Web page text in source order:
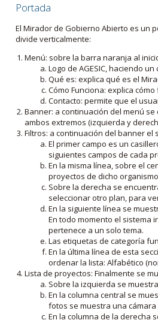
Portada
El Mirador de Gobierno Abierto es un
divide verticalmente:
Menú: sobre la barra naranja al
Logo de AGESIC, haciendo
Qué es: explica qué es el
Cómo Funciona: explica
Contacto: permite que el
Banner: a continuación del menú
ambos extremos (izquierda y
Filtros: a continuación del banner
El primer campo es un
siguientes campos de cada
En la misma línea, sobre el
proyectos de dicho
Sobre la derecha se
seleccionar otro plan, para
En la siguiente línea se
En todo momento el sistema
pertenece a un solo tema.
Las etiquetas de categoría
En la última línea de esta
ordenar la lista: Alfabético
Lista de proyectos: Finalmente se
Sobre la izquierda se
En la columna central se
fotos se muestra una
En la columna de la derecha